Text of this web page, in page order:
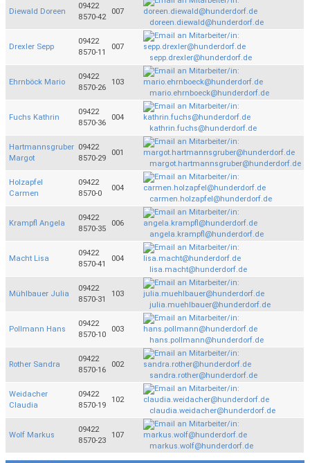
Diewald Doreen
09422
8570-42
007
doreen.diewald@hunderdorf.de
Drexler Sepp
09422
8570-11
007
sepp.drexler@hunderdorf.de
Ehrnböck Mario
09422
8570-26
103
mario.ehrnboeck@hunderdorf.de
Fuchs Kathrin
09422
8570-36
004
kathrin.fuchs@hunderdorf.de
Hartmannsgruber
Margot
09422
8570-29
001
margot.hartmannsgruber@hunderdorf.de
Holzapfel
Carmen
09422
8570-0
004
carmen.holzapfel@hunderdorf.de
Krampfl Angela
09422
8570-35
006
angela.krampfl@hunderdorf.de
Macht Lisa
09422
8570-41
004
lisa.macht@hunderdorf.de
Mühlbauer Julia
09422
8570-31
103
julia.muehlbauer@hunderdorf.de
Pollmann Hans
09422
8570-10
003
hans.pollmann@hunderdorf.de
Rother Sandra
09422
8570-16
002
sandra.rother@hunderdorf.de
Weidacher
Claudia
09422
8570-19
102
claudia.weidacher@hunderdorf.de
Wolf Markus
09422
8570-23
107
markus.wolf@hunderdorf.de